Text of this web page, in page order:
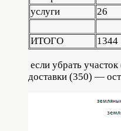
услуги
26
ИТОГО 1344
если убрать
доставки (350) —